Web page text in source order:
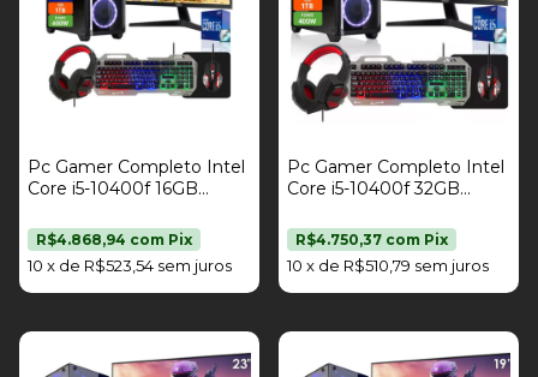
Pc Gamer Completo Intel
Core i5-10400f 16GB
RX 580 8GB Fonte 400w
Monitor 23" Kit Gamer
Strong Tech
10 x de R$523,54 sem juros
R$4.868,94 com Pix
Pc Gamer Completo Intel
Core i5-10400f 32GB
RX 580 8GB Fonte 400w
Monitor 19" Kit Gamer
Strong Tech
10 x de R$510,79 sem juros
R$4.750,37 com Pix